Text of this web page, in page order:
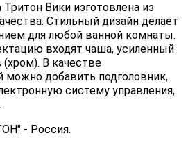
Тритон Вики изготовлена из
Стильный дизайн делает
для любой ванной комнаты.
входят чаша, усиленный
(хром). В качестве
можно добавить подголовник,
систему управления,
- Россия.